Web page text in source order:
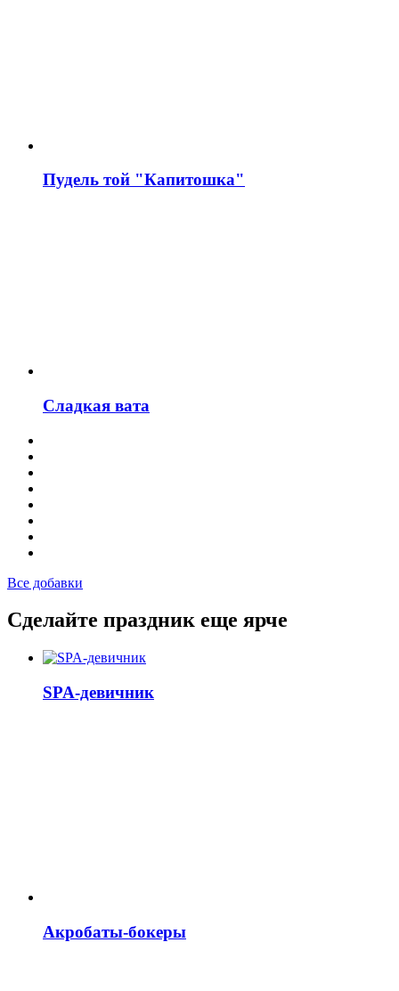
Пудель той "Капитошка"
Сладкая вата
Все добавки
Сделайте праздник еще ярче
SPA-девичник
Акробаты-бокеры